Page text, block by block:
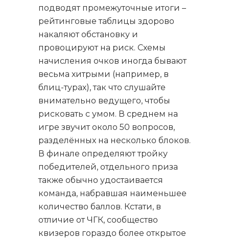
подводят промежуточные итоги –
рейтинговые таблицы здорово
накаляют обстановку и
провоцируют на риск. Схемы
начисления очков иногда бывают
весьма хитрыми (например, в
блиц-турах), так что слушайте
внимательно ведущего, чтобы
рисковать с умом. В среднем на
игре звучит около 50 вопросов,
разделённых на несколько блоков.
В финале определяют тройку
победителей, отдельного приза
также обычно удостаивается
команда, набравшая наименьшее
количество баллов. Кстати, в
отличие от ЧГК, сообщество
квизеров гораздо более открытое